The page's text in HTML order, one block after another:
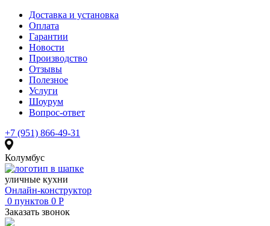
Доставка и установка
Оплата
Гарантии
Новости
Производство
Отзывы
Полезное
Услуги
Шоурум
Вопрос-ответ
+7 (951) 866-49-31
Колумбус
уличные кухни
Онлайн-конструктор
0 пунктов 0 Р
Заказать звонок